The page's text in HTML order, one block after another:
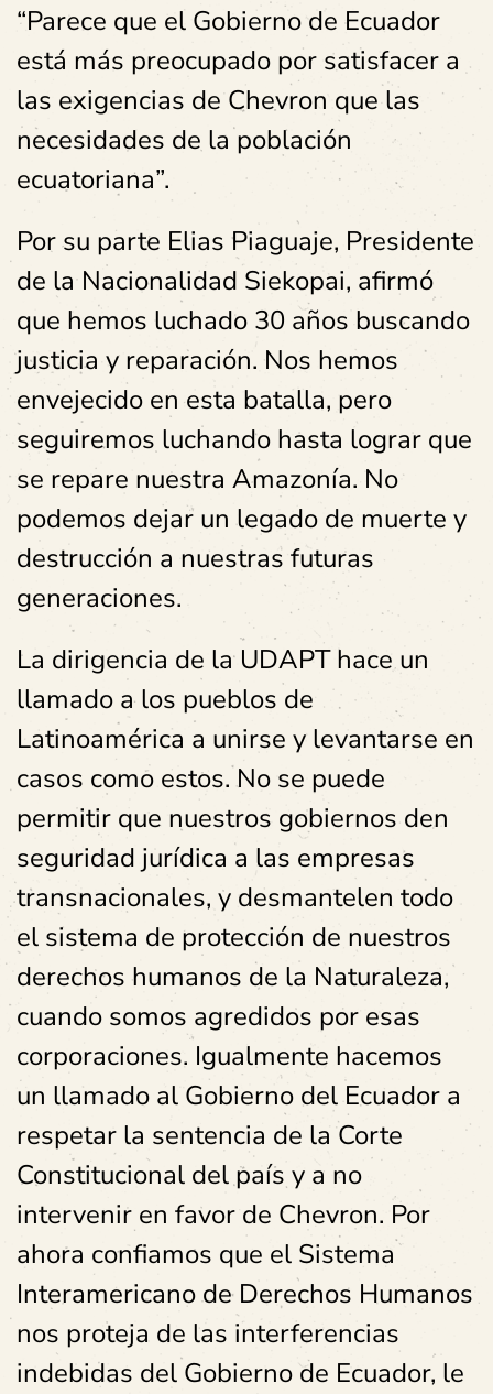
“Parece que el Gobierno de Ecuador
está más preocupado por satisfacer a
las exigencias de Chevron que las
necesidades de la población
ecuatoriana”.
Por su parte Elias Piaguaje, Presidente
de la Nacionalidad Siekopai, afirmó
que hemos luchado 30 años buscando
justicia y reparación. Nos hemos
envejecido en esta batalla, pero
seguiremos luchando hasta lograr que
se repare nuestra Amazonía. No
podemos dejar un legado de muerte y
destrucción a nuestras futuras
generaciones.
La dirigencia de la UDAPT hace un
llamado a los pueblos de
Latinoamérica a unirse y levantarse en
casos como estos. No se puede
permitir que nuestros gobiernos den
seguridad jurídica a las empresas
transnacionales, y desmantelen todo
el sistema de protección de nuestros
derechos humanos de la Naturaleza,
cuando somos agredidos por esas
corporaciones. Igualmente hacemos
un llamado al Gobierno del Ecuador a
respetar la sentencia de la Corte
Constitucional del país y a no
intervenir en favor de Chevron. Por
ahora confiamos que el Sistema
Interamericano de Derechos Humanos
nos proteja de las interferencias
indebidas del Gobierno de Ecuador, le